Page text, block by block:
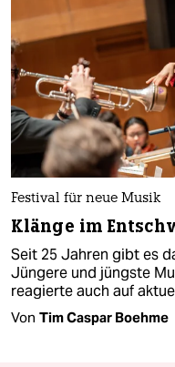
Festival für neue Musik
Klänge im
Seit 25 Jahren gibt es
Jüngere und jüngste
reagierte auch auf
Von Tim Caspar Boehme